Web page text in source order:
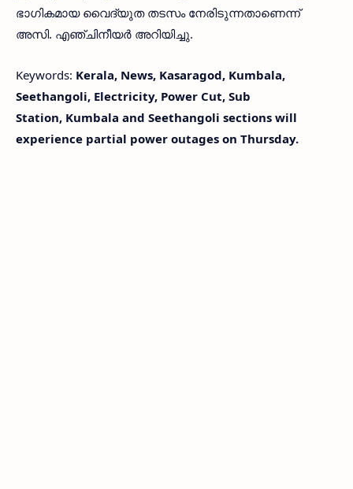
ഭാഗികമായ വൈദ്യുത തടസം നേരിടുന്നതാണെന്ന്
അസി. എഞ്ചിനീയർ അറിയിച്ചു.
Keywords: Kerala, News, Kasaragod, Kumbala,
Seethangoli, Electricity, Power Cut, Sub
Station, Kumbala and Seethangoli sections will
experience partial power outages on Thursday.